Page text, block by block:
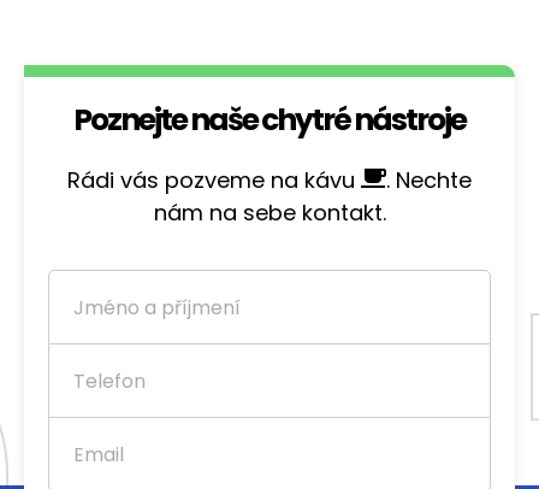
Poznejte naše chytré nástroje
Rádi vás pozveme na kávu
. Nechte
nám na sebe kontakt.